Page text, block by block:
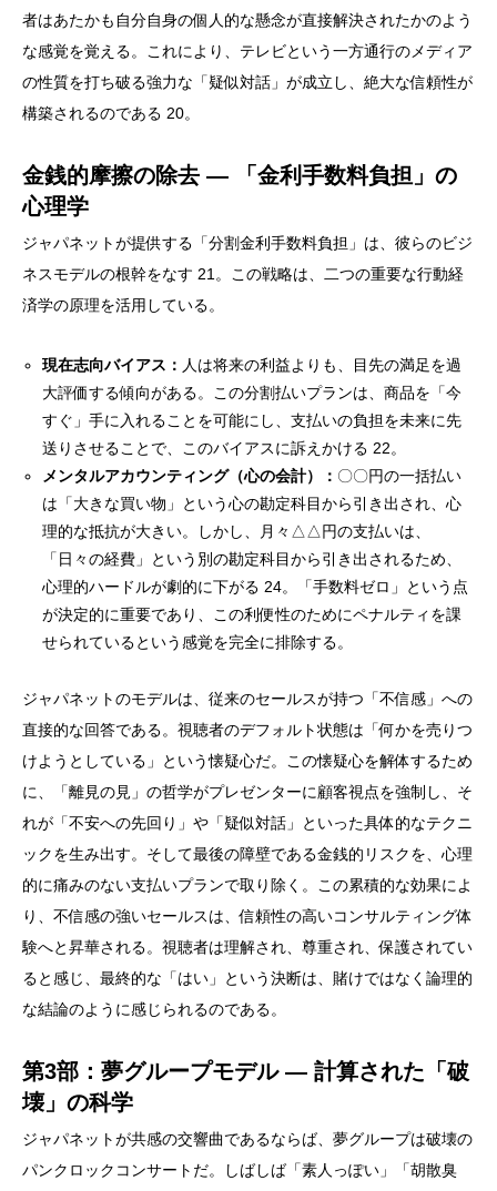
者はあたかも自分自身の個人的な懸念が直接解決されたかのよう
な感覚を覚える。これにより、テレビという一方通行のメディア
の性質を打ち破る強力な「疑似対話」が成立し、絶大な信頼性が
構築されるのである 20。
金銭的摩擦の除去 ― 「金利手数料負担」の
心理学
ジャパネットが提供する「分割金利手数料負担」は、彼らのビジ
ネスモデルの根幹をなす 21。この戦略は、二つの重要な行動経
済学の原理を活用している。
現在志向バイアス： 人は将来の利益よりも、目先の満足を過
大評価する傾向がある。この分割払いプランは、商品を「今
すぐ」手に入れることを可能にし、支払いの負担を未来に先
送りさせることで、このバイアスに訴えかける 22。
メンタルアカウンティング（心の会計）： 〇〇円の一括払い
は「大きな買い物」という心の勘定科目から引き出され、心
理的な抵抗が大きい。しかし、月々△△円の支払いは、
「日々の経費」という別の勘定科目から引き出されるため、
心理的ハードルが劇的に下がる 24。「手数料ゼロ」という点
が決定的に重要であり、この利便性のためにペナルティを課
せられているという感覚を完全に排除する。
ジャパネットのモデルは、従来のセールスが持つ「不信感」への
直接的な回答である。視聴者のデフォルト状態は「何かを売りつ
けようとしている」という懐疑心だ。この懐疑心を解体するため
に、「離見の見」の哲学がプレゼンターに顧客視点を強制し、そ
れが「不安への先回り」や「疑似対話」といった具体的なテクニ
ックを生み出す。そして最後の障壁である金銭的リスクを、心理
的に痛みのない支払いプランで取り除く。この累積的な効果によ
り、不信感の強いセールスは、信頼性の高いコンサルティング体
験へと昇華される。視聴者は理解され、尊重され、保護されてい
ると感じ、最終的な「はい」という決断は、賭けではなく論理的
な結論のように感じられるのである。
第3部：夢グループモデル ― 計算された「破
壊」の科学
ジャパネットが共感の交響曲であるならば、夢グループは破壊の
パンクロックコンサートだ。しばしば「素人っぽい」「胡散臭